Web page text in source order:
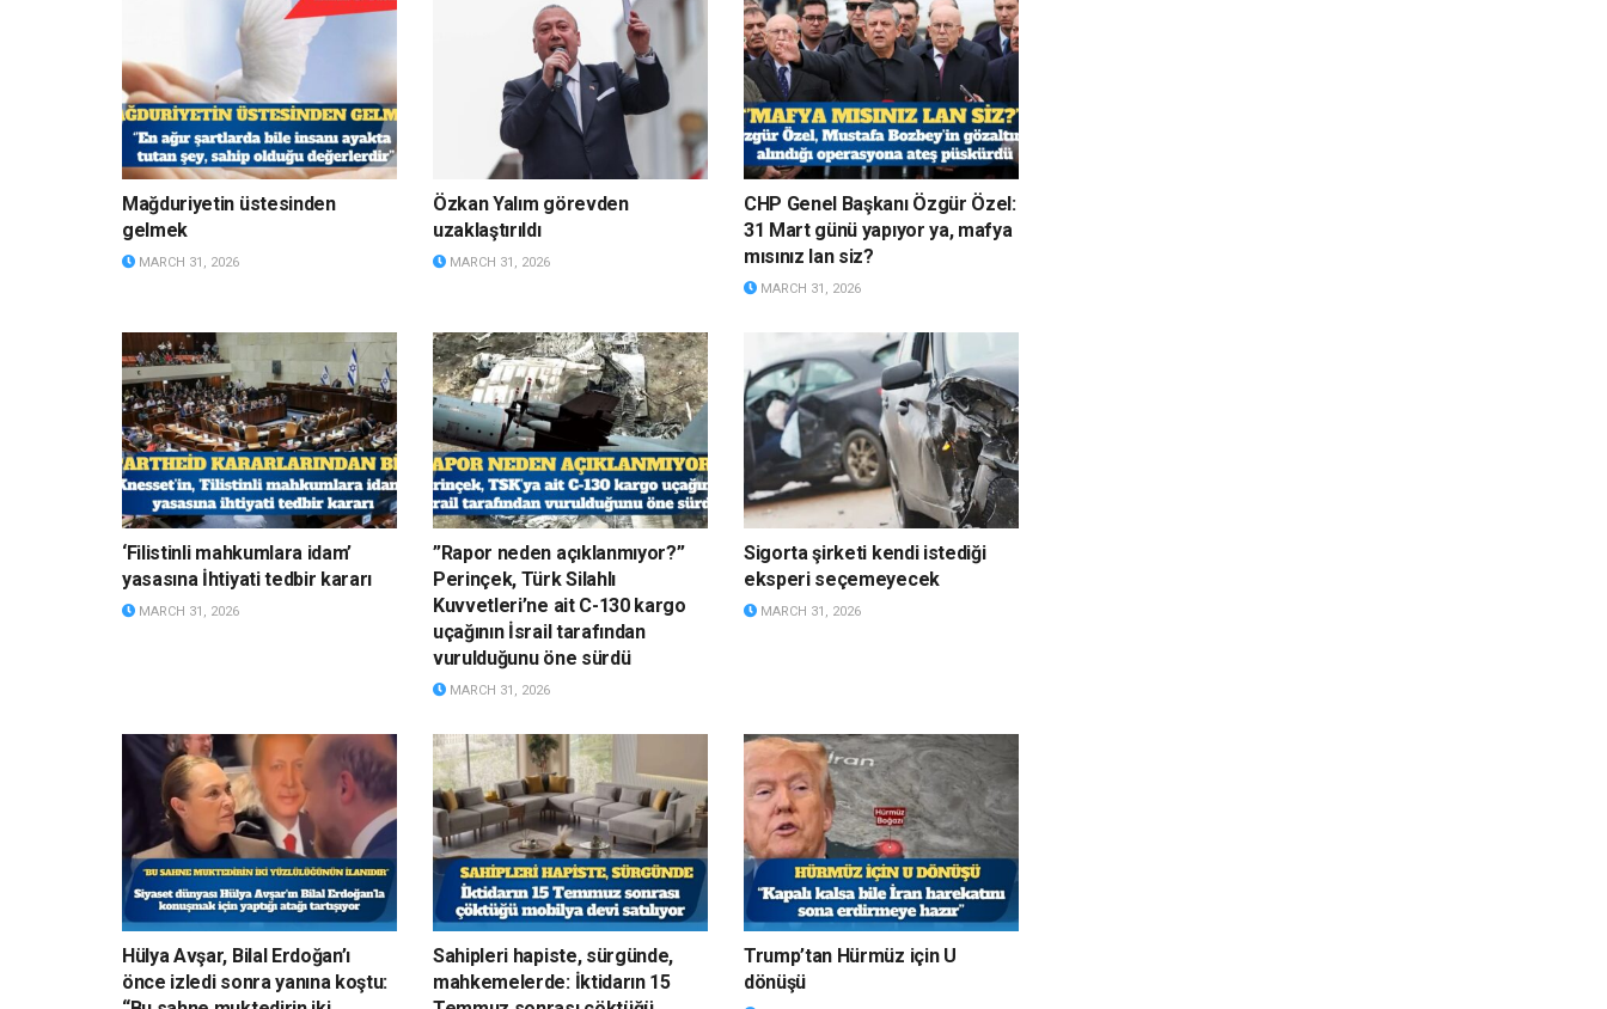
Mağduriyetin üstesinden
gelmek
MARCH 31, 2026
Özkan Yalım görevden
uzaklaştırıldı
MARCH 31, 2026
CHP Genel Başkanı Özgür Özel:
31 Mart günü yapıyor ya, mafya
mısınız lan siz?
MARCH 31, 2026
‘Filistinli mahkumlara idam’
yasasına İhtiyati tedbir kararı
MARCH 31, 2026
”Rapor neden açıklanmıyor?”
Perinçek, Türk Silahlı
Kuvvetleri’ne ait C-130 kargo
uçağının İsrail tarafından
vurulduğunu öne sürdü
MARCH 31, 2026
Sigorta şirketi kendi istediği
eksperi seçemeyecek
MARCH 31, 2026
Hülya Avşar, Bilal Erdoğan’ı
önce izledi sonra yanına koştu:
Sahipleri hapiste, sürgünde,
mahkemelerde: İktidarın 15
Trump’tan Hürmüz için U
dönüşü